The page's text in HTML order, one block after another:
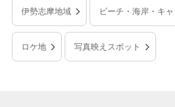
伊勢志摩地域 ビーチ・海岸・キ
ロケ地 写真映えスポット